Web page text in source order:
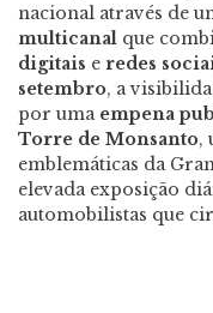
nacional através de
multicanal que
digitais e redes
setembro, a
por uma empena
Torre de Monsanto,
emblemáticas da
elevada exposição
automobilistas que